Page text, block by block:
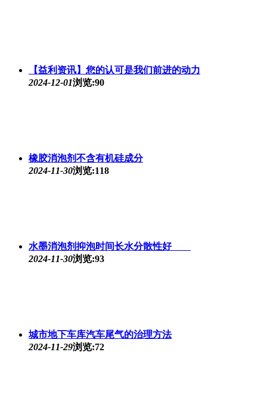
【益利资讯】您的认可是我们前进的动力
2024-12-01浏览:90
橡胶消泡剂不含有机硅成分
2024-11-30浏览:118
水墨消泡剂抑泡时间长水分散性好
2024-11-30浏览:93
城市地下车库汽车尾气的治理方法
2024-11-29浏览:72